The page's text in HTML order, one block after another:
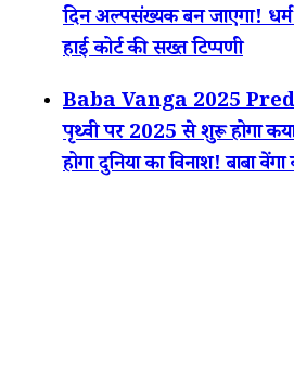
दिन अल्पसंख्यक बन जाएगा! धर्म
हाई कोर्ट की सख्त टिप्पणी
Baba Vanga 2025
पृथ्वी पर 2025 से शुरू होगा
होगा दुनिया का विनाश! बाबा